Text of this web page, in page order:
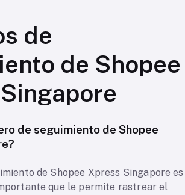
de
de Shopee
de seguimiento de Shopee
de Shopee Xpress Singapore es
que le permite rastrear el